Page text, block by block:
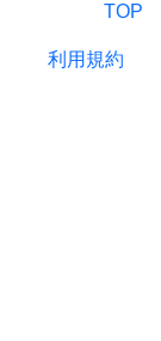
TOP
利用規約